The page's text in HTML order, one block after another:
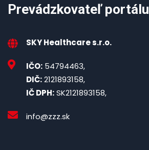
Prevádzkovateľ portálu
SKY Healthcare s.r.o.
IČO: 54794463,
DIČ:2121893158,
IČ DPH:SK2121893158,
info@zzz.sk